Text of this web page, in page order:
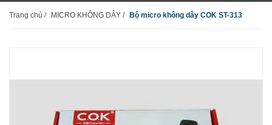
Trang chủ / MICRO KHÔNG DÂY / Bộ micro không dây COK ST-313